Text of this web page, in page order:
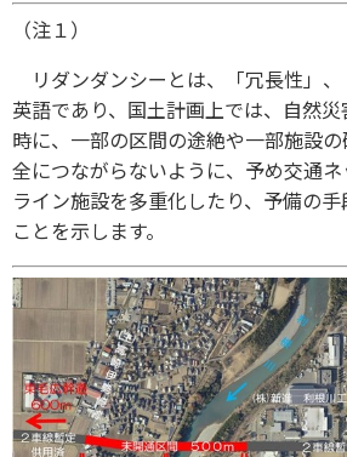
（注１）
リダンダンシーとは、「冗長性」
英語であり、国土計画上では、自然
時に、一部の区間の途絶や一部施設
全につながらないように、予め交通
ライン施設を多重化したり、予備の
ことを示します。